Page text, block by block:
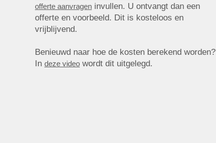
offerte aanvragen invullen. U ontvangt dan een
offerte en voorbeeld. Dit is kosteloos en
vrijblijvend.
Benieuwd naar hoe de kosten berekend worden?
In deze video wordt dit uitgelegd.